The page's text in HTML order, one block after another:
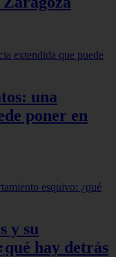
una
poner en
y su
hay detrás